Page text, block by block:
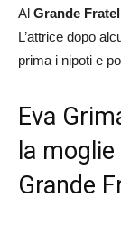
Al Grande
L’attrice dopo
prima i nipoti e
Eva
la
Grande